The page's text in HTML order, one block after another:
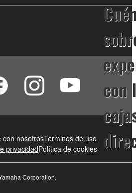
con
con nosotrosTerminos de uso
privacidadPolítica de cookies
Corporation.